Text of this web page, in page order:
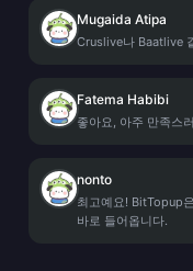
Mugaida Atipa
Cruslive나 Baatlive
Fatema Habibi
좋아요, 아주 만족스
nonto
최고예요! BitTopup
바로 들어옵니다.